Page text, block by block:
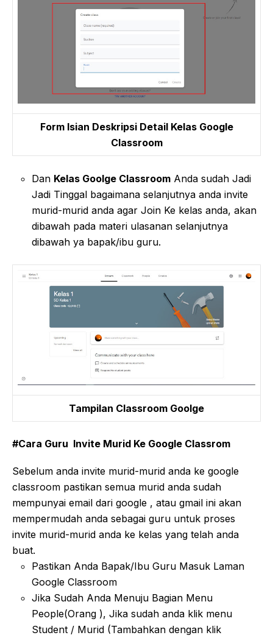
Form Isian Deskripsi Detail Kelas Google
Classroom
Dan Kelas Goolge Classroom Anda sudah Jadi
Jadi Tinggal bagaimana selanjutnya anda invite
murid-murid anda agar Join Ke kelas anda, akan
dibawah pada materi ulasanan selanjutnya
dibawah ya bapak/ibu guru.
Tampilan Classroom Goolge
#Cara Guru Invite Murid Ke Google Classrom
Sebelum anda invite murid-murid anda ke google
classroom pastikan semua murid anda sudah
mempunyai email dari google , atau gmail ini akan
mempermudah anda sebagai guru untuk proses
invite murid-murid anda ke kelas yang telah anda
buat.
Pastikan Anda Bapak/Ibu Guru Masuk Laman
Google Classroom
Jika Sudah Anda Menuju Bagian Menu
People(Orang ), Jika sudah anda klik menu
Student / Murid (Tambahkan dengan klik